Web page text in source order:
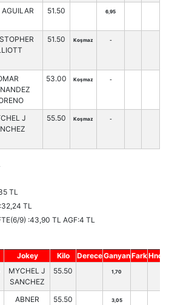
51.50 6,95
51.50 Koşmaz -
53.00 Koşmaz -
J
55.50 Koşmaz -
TL
TL
9) :43,90 TL AGF:4 TL
Jokey Kilo DereceGanyanFarkHnd.
MYCHEL J
SANCHEZ
55.50 1,70
ABNER
55.50 3,05